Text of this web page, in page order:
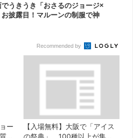
うきうき「おさるのジョージ×
お披露目！マルーンの制服で神
Recommended by
ー
【入場無料】大阪で「アイス